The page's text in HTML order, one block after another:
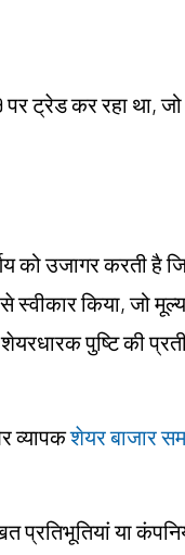
ट्रेड कर रहा था,
को उजागर करती है
स्वीकार किया, जो मूल्य
पुष्टि की
व्यापकशेयर बाजार
प्रतिभूतियां या